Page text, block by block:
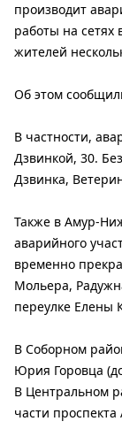
производит
работы на сетях
жителей
Об этом
В частности,
Дзвинкой, 30.
Дзвинка,
Также в Амур-
аварийного
временно
Мольера,
переулке Елены
В Соборном
Юрия Горовца
В Центральном
части